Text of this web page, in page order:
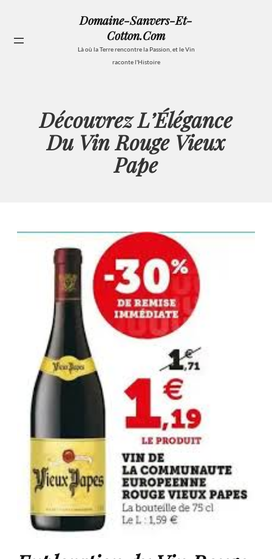
contenu
Domaine-Sanvers-Et-
Cotton.com
Là où la Terre rencontre la Passion, et le Vin
raconte l'Histoire
Découvrez L’Élégance
Du Vin Rouge Vieux
Pape